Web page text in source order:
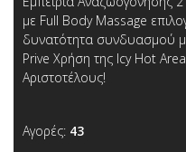
με Full Body Massage
δυνατότητα συνδυασμού
Prive Χρήση της Icy Hot
Αριστοτέλους!
Αγορές: 43